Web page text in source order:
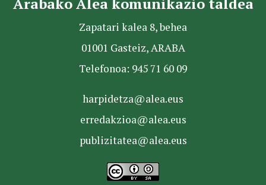
Zapatari kalea 8, behea
01001 Gasteiz, ARABA
Telefonoa: 945 71 60 09
harpidetza@alea.eus
erredakzioa@alea.eus
publizitatea@alea.eus